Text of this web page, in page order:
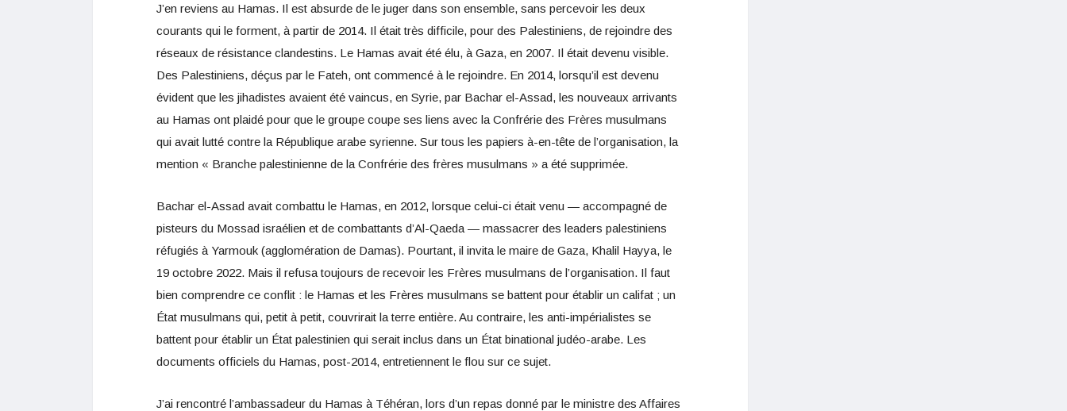
J’en reviens au Hamas. Il est absurde de le juger dans son ensemble, sans percevoir les deux
courants qui le forment, à partir de 2014. Il était très difficile, pour des Palestiniens, de rejoindre des
réseaux de résistance clandestins. Le Hamas avait été élu, à Gaza, en 2007. Il était devenu visible.
Des Palestiniens, déçus par le Fateh, ont commencé à le rejoindre. En 2014, lorsqu’il est devenu
évident que les jihadistes avaient été vaincus, en Syrie, par Bachar el-Assad, les nouveaux arrivants
au Hamas ont plaidé pour que le groupe coupe ses liens avec la Confrérie des Frères musulmans
qui avait lutté contre la République arabe syrienne. Sur tous les papiers à-en-tête de l’organisation, la
mention « Branche palestinienne de la Confrérie des frères musulmans » a été supprimée.
Bachar el-Assad avait combattu le Hamas, en 2012, lorsque celui-ci était venu — accompagné de
pisteurs du Mossad israélien et de combattants d’Al-Qaeda — massacrer des leaders palestiniens
réfugiés à Yarmouk (agglomération de Damas). Pourtant, il invita le maire de Gaza, Khalil Hayya, le
19 octobre 2022. Mais il refusa toujours de recevoir les Frères musulmans de l’organisation. Il faut
bien comprendre ce conflit : le Hamas et les Frères musulmans se battent pour établir un califat ; un
État musulmans qui, petit à petit, couvrirait la terre entière. Au contraire, les anti-impérialistes se
battent pour établir un État palestinien qui serait inclus dans un État binational judéo-arabe. Les
documents officiels du Hamas, post-2014, entretiennent le flou sur ce sujet.
J’ai rencontré l’ambassadeur du Hamas à Téhéran, lors d’un repas donné par le ministre des Affaires